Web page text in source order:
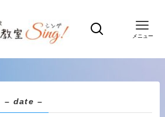
メニュー
– date –